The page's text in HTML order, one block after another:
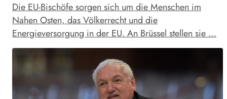
Die EU-Bischöfe sorgen sich um die Menschen im
Nahen Osten, das Völkerrecht und die
Energieversorgung in der EU. An Brüssel stellen sie …